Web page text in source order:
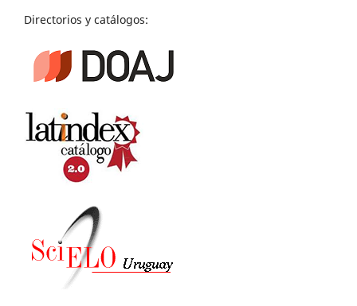
Directorios y catálogos: